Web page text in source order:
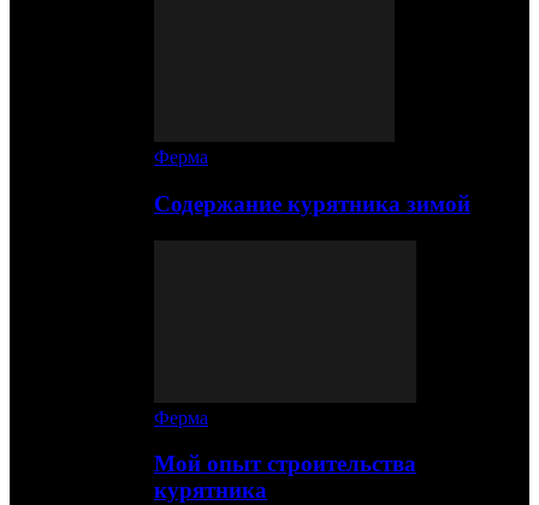
Ферма
Содержание курятника зимой
Ферма
Мой опыт строительства
курятника